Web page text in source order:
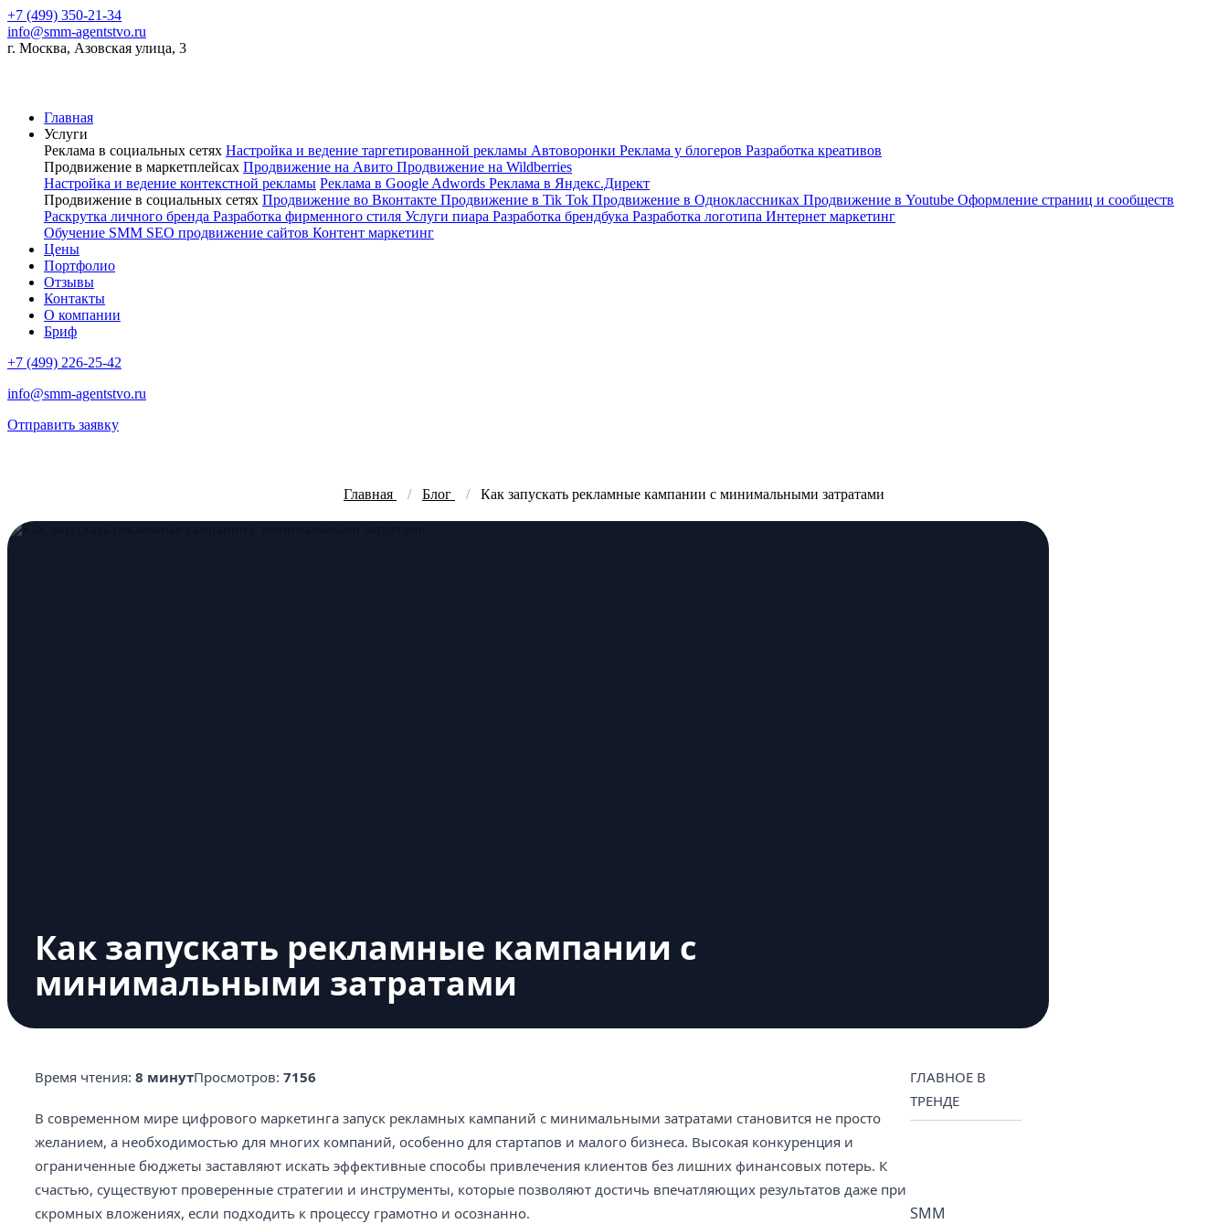
+7 (499) 350-21-34
info@smm-agentstvo.ru
г. Москва, Азовская улица, 3
Главная
Услуги
Реклама в социальных сетях Настройка и ведение таргетированной рекламы Автоворонки Реклама у блогеров Разработка креативов
Продвижение в маркетплейсах Продвижение на Авито Продвижение на Wildberries
Настройка и ведение контекстной рекламы Реклама в Google Adwords Реклама в Яндекс.Директ
Продвижение в социальных сетях Продвижение во Вконтакте Продвижение в Tik Tok Продвижение в Одноклассниках Продвижение в Youtube Оформление страниц и сообществ
Раскрутка личного бренда Разработка фирменного стиля Услуги пиара Разработка брендбука Разработка логотипа Интернет маркетинг
Обучение SMM SEO продвижение сайтов Контент маркетинг
Цены
Портфолио
Отзывы
Контакты
О компании
Бриф
+7 (499) 226-25-42
info@smm-agentstvo.ru
Отправить заявку
Главная Блог Как запускать рекламные кампании с минимальными затратами
Как запускать рекламные кампании с
минимальными затратами
Время чтения: 8 минутПросмотров: 7156
В современном мире цифрового маркетинга запуск рекламных кампаний с минимальными затратами становится не просто
желанием, а необходимостью для многих компаний, особенно для стартапов и малого бизнеса. Высокая конкуренция и
ограниченные бюджеты заставляют искать эффективные способы привлечения клиентов без лишних финансовых потерь. К
счастью, существуют проверенные стратегии и инструменты, которые позволяют достичь впечатляющих результатов даже при
скромных вложениях, если подходить к процессу грамотно и осознанно.
ГЛАВНОЕ В
ТРЕНДЕ
SMM